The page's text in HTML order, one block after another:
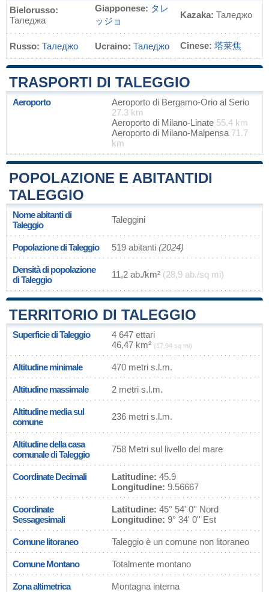
Bielorusso:
Таледжа
Giapponese: タレ
ッジョ
Kazaka: Таледжо
Russo: Таледжо Ucraino: Таледжо Cinese: 塔莱焦
TRASPORTI DI TALEGGIO
Aeroporto
Aeroporto di Bergamo-Orio al Serio
27.3 km
Aeroporto di Milano-Linate 55.4 km
Aeroporto di Milano-Malpensa 71.7
km
POPOLAZIONE E ABITANTIDI
TALEGGIO
Nome abitanti di
Taleggio
Taleggini
Popolazione di Taleggio 519 abitanti (2024)
Densità di popolazione
di Taleggio
11,2 ab./km² (28,9 ab./sq mi)
TERRITORIO DI TALEGGIO
Superficie di Taleggio
4 647 ettari
46,47 km² (17,94 sq mi)
Altitudine minimale 470 metri s.l.m.
Altitudine massimale 2 metri s.l.m.
Altitudine media sul
comune
236 metri s.l.m.
Altitudine della casa
comunale di Taleggio
758 Metri sul livello del mare
Coordinate Decimali Latitudine: 45.9
Longitudine: 9.56667
Coordinate
Sessagesimali
Latitudine: 45° 54' 0'' Nord
Longitudine: 9° 34' 0'' Est
Comune litoraneo Taleggio è un comune non litoraneo
Comune Montano Totalmente montano
Zona altimetrica Montagna interna